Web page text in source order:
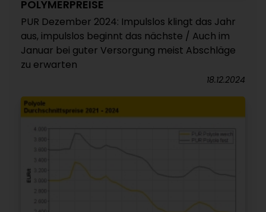
POLYMERPREISE
PUR Dezember 2024: Impulslos klingt das Jahr
aus, impulslos beginnt das nächste / Auch im
Januar bei guter Versorgung meist Abschläge
zu erwarten
18.12.2024